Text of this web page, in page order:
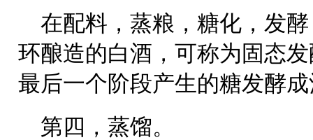
在配料，蒸粮，糖化，发
环酿造的白酒，可称为固态
最后一个阶段产生的糖发酵
第四，蒸馏。